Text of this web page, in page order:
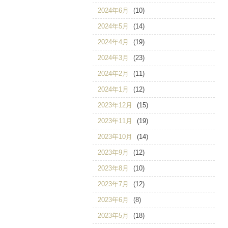
2024年6月 (10)
2024年5月 (14)
2024年4月 (19)
2024年3月 (23)
2024年2月 (11)
2024年1月 (12)
2023年12月 (15)
2023年11月 (19)
2023年10月 (14)
2023年9月 (12)
2023年8月 (10)
2023年7月 (12)
2023年6月 (8)
2023年5月 (18)